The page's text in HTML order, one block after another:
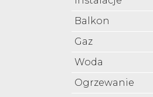
Balkon
Gaz
Woda
Ogrzewanie